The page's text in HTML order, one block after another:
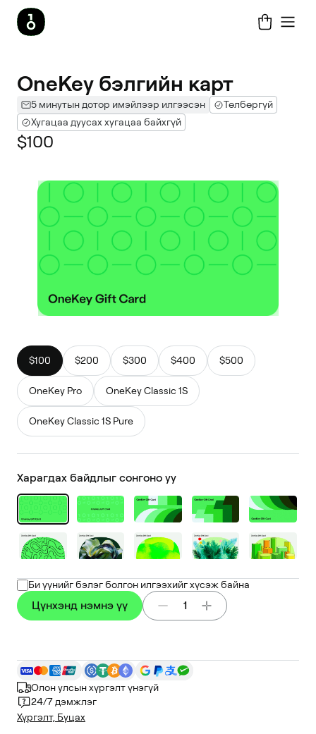
OneKey бэлгийн карт
5 минутын дотор имэйлээр илгээсэн
Төлбөргүй
Хугацаа дуусах хугацаа байхгүй
$100
$100 $200 $300 $400 $500
OneKey Pro OneKey Classic 1S
OneKey Classic 1S Pure
Харагдах байдлыг сонгоно уу
Би үүнийг бэлэг болгон илгээхийг хүсэж байна
Цүнхэнд нэмнэ үү 1
Олон улсын хүргэлт үнэгүй
24/7 дэмжлэг
Хүргэлт, Буцах